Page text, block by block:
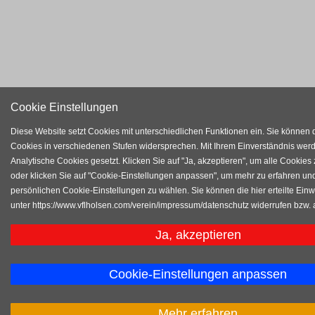
Cookie Einstellungen
Diese Website setzt Cookies mit unterschiedlichen Funktionen ein. Sie können
Cookies in verschiedenen Stufen widersprechen. Mit Ihrem Einverständnis
Analytische Cookies gesetzt. Klicken Sie auf "Ja, akzeptieren", um alle Cookies
oder klicken Sie auf "Cookie-Einstellungen anpassen", um mehr zu erfahren
persönlichen Cookie-Einstellungen zu wählen. Sie können die hier erteilte
unter https://www.vflholsen.com/verein/impressum/datenschutz widerrufen bzw.
Ja, akzeptieren
Cookie-Einstellungen anpassen